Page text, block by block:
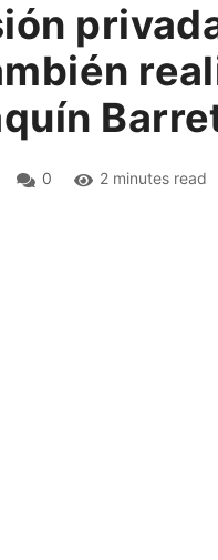
0 2 minutes read